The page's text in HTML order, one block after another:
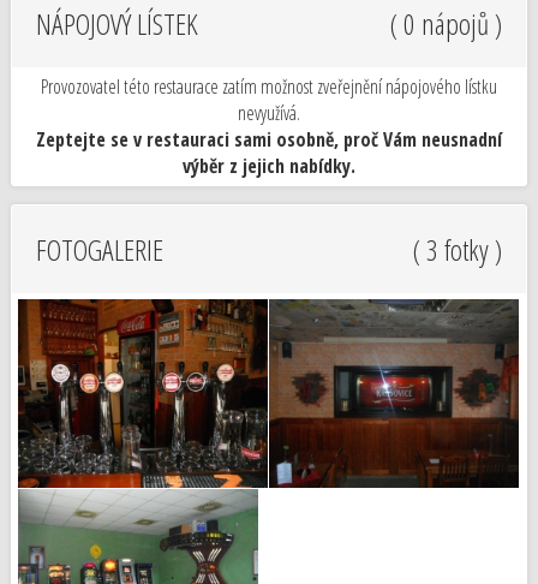
NÁPOJOVÝ LÍSTEK ( 0 nápojů )
Provozovatel této restaurace zatím možnost zveřejnění nápojového lístku
nevyužívá.
Zeptejte se v restauraci sami osobně, proč Vám neusnadní
výběr z jejich nabídky.
FOTOGALERIE ( 3 fotky )